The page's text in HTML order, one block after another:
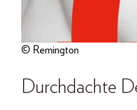
© Remington
Durchdachte